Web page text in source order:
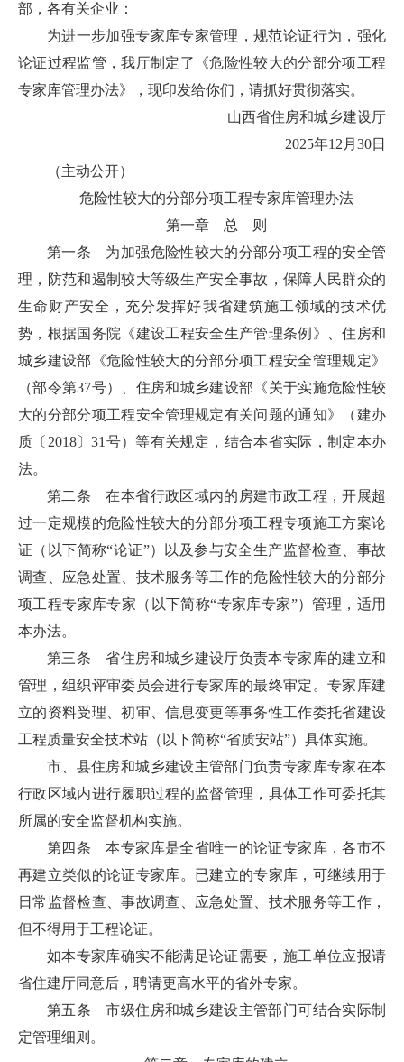
部，各有关企业：
为进一步加强专家库专家管理，规范论证行为，强化
论证过程监管，我厅制定了《危险性较大的分部分项工程
专家库管理办法》，现印发给你们，请抓好贯彻落实。
山西省住房和城乡建设厅
2025年12月30日
（主动公开）
危险性较大的分部分项工程专家库管理办法
第一章
总 则
第一条 为加强危险性较大的分部分项工程的安全管
理，防范和遏制较大等级生产安全事故，保障人民群众的
生命财产安全，充分发挥好我省建筑施工领域的技术优
势，根据国务院《建设工程安全生产管理条例》、住房和
城乡建设部《危险性较大的分部分项工程安全管理规定》
（部令第37号）、住房和城乡建设部《关于实施危险性较
大的分部分项工程安全管理规定有关问题的通知》（建办
质〔2018〕31号）等有关规定，结合本省实际，制定本办
法。
第二条 在本省行政区域内的房建市政工程，开展超
过一定规模的危险性较大的分部分项工程专项施工方案论
证（以下简称“论证”）以及参与安全生产监督检查、事故
调查、应急处置、技术服务等工作的危险性较大的分部分
项工程专家库专家（以下简称“专家库专家”）管理，适用
本办法。
第三条 省住房和城乡建设厅负责本专家库的建立和
管理，组织评审委员会进行专家库的最终审定。专家库建
立的资料受理、初审、信息变更等事务性工作委托省建设
工程质量安全技术站（以下简称“省质安站”）具体实施。
市、县住房和城乡建设主管部门负责专家库专家在本
行政区域内进行履职过程的监督管理，具体工作可委托其
所属的安全监督机构实施。
第四条 本专家库是全省唯一的论证专家库，各市不
再建立类似的论证专家库。已建立的专家库，可继续用于
日常监督检查、事故调查、应急处置、技术服务等工作，
但不得用于工程论证。
如本专家库确实不能满足论证需要，施工单位应报请
省住建厅同意后，聘请更高水平的省外专家。
第五条 市级住房和城乡建设主管部门可结合实际制
定管理细则。